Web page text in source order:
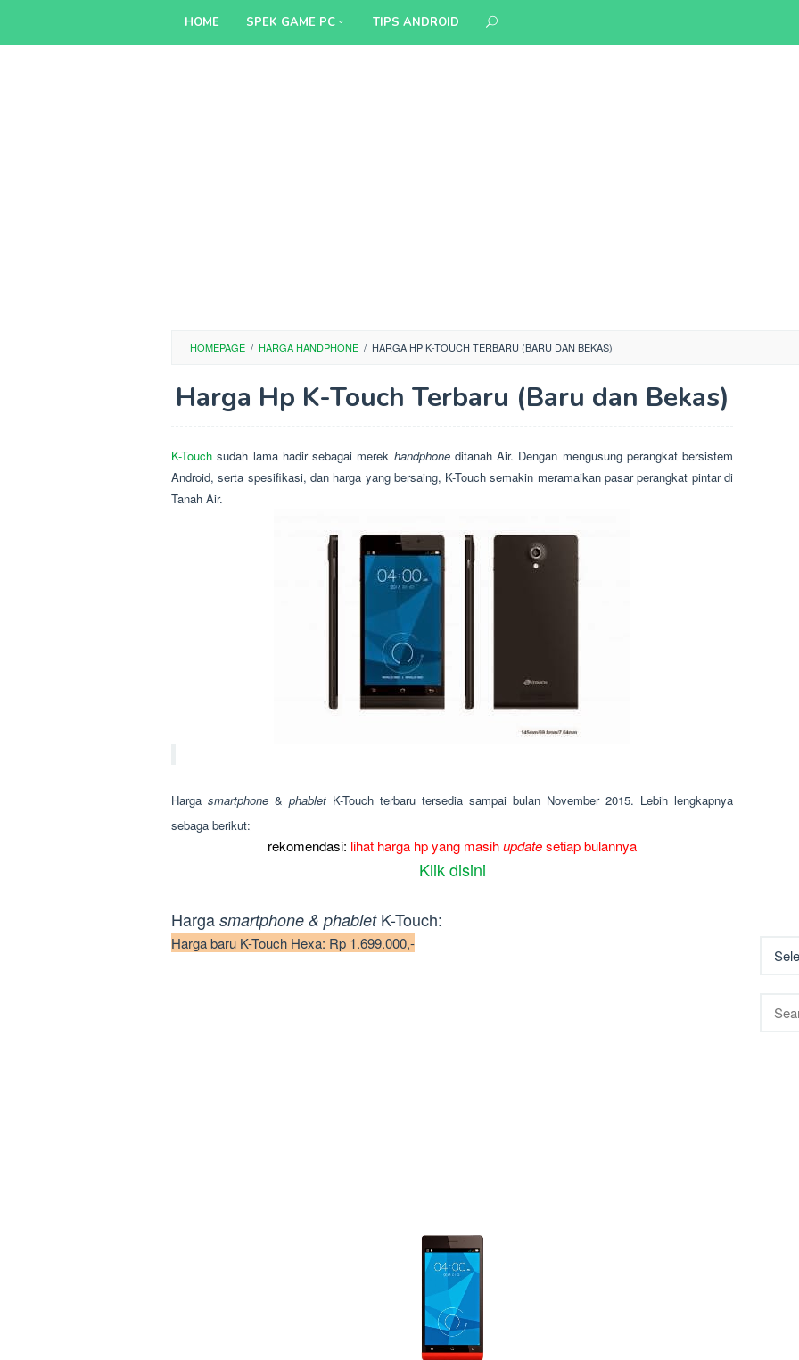
HOME SPEK GAME PC TIPS ANDROID
HOMEPAGE / HARGA HANDPHONE / HARGA HP K-TOUCH TERBARU (BARU DAN BEKAS)
Harga Hp K-Touch Terbaru (Baru dan Bekas)
K-Touch sudah lama hadir sebagai merek handphone ditanah Air. Dengan mengusung perangkat bersistem
Android, serta spesifikasi, dan harga yang bersaing, K-Touch semakin meramaikan pasar perangkat pintar di
Tanah Air.
Harga smartphone & phablet K-Touch terbaru tersedia sampai bulan November 2015. Lebih lengkapnya
sebaga berikut:
rekomendasi: lihat harga hp yang masihupdatesetiap bulannya
Klik disini
Harga smartphone & phablet K-Touch:
Harga baru K-Touch Hexa: Rp 1.699.000,-
for: